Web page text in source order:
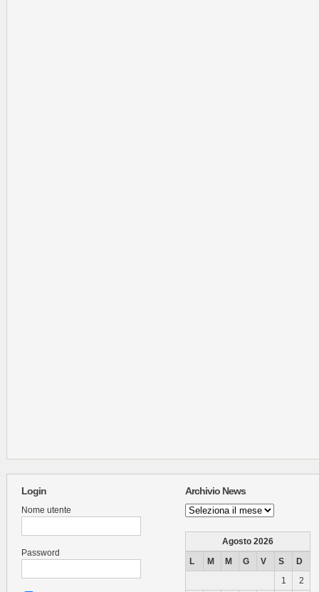
Login
Nome utente
Password
Archivio News
Archivio
News
Agosto 2026
L
M M G V S
D
1
2